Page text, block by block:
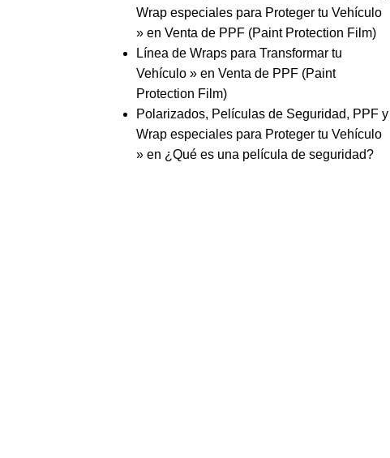
Wrap especiales para Proteger tu Vehículo
»en Venta de PPF (Paint Protection Film)
Línea de Wraps para Transformar tu
Vehículo »en Venta de PPF (Paint
Protection Film)
Polarizados, Películas de Seguridad, PPF y
Wrap especiales para Proteger tu Vehículo
»en ¿Qué es una película de seguridad?